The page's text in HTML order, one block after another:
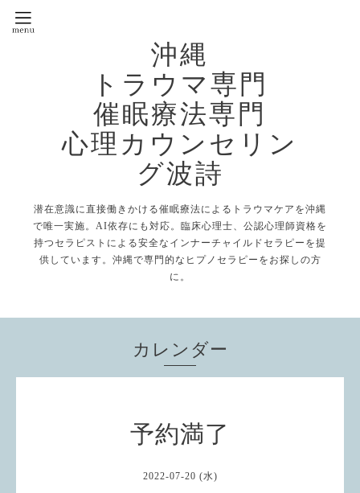
沖縄
トラウマ専門
催眠療法専門
心理カウンセリン
グ波詩
潜在意識に直接働きかける催眠療法によるトラウマケアを沖縄
で唯一実施。AI依存にも対応。臨床心理士、公認心理師資格を
持つセラピストによる安全なインナーチャイルドセラピーを提
供しています。沖縄で専門的なヒプノセラピーをお探しの方
に。
カレンダー
予約満了
2022-07-20 (水)